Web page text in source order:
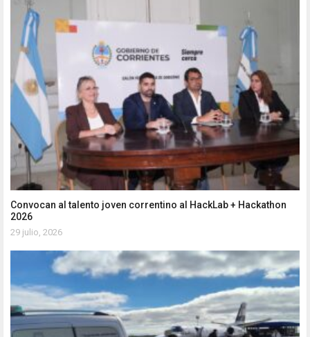
Convocan al talento joven correntino al HackLab + Hackathon
2026
29 julio, 2026